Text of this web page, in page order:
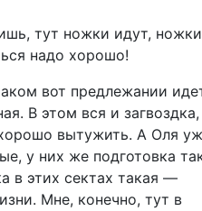
тут ножки идут,
надо хорошо!
вот предлежании
В этом вся и загвоздка,
вытужить. А Оля
у них же подготовка
в этих сектах такая —
Мне, конечно, тут в